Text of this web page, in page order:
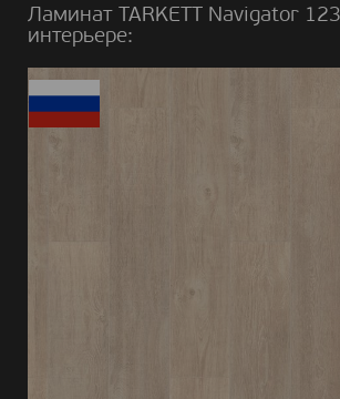
Ламинат TARKETT Navigator
интерьере: